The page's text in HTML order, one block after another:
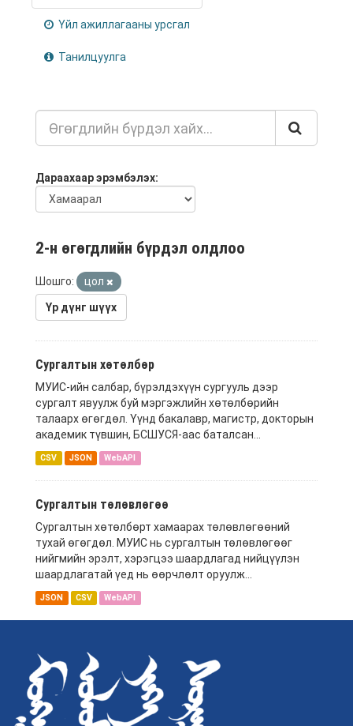
Үйл ажиллагааны урсгал
Танилцуулга
Дараахаар эрэмбэлэх
2-н өгөгдлийн бүрдэл олдлоо
Шошго: цол
Үр дүнг шүүх
Сургалтын хөтөлбөр
МУИС-ийн салбар, бүрэлдэхүүн сургууль дээр
сургалт явуулж буй мэргэжлийн хөтөлбөрийн
талаарх өгөгдөл. Үүнд бакалавр, магистр, докторын
академик түвшин, БСШУСЯ-аас баталсан...
CSV JSON WebAPI
Сургалтын төлөвлөгөө
Сургалтын хөтөлбөрт хамаарах төлөвлөгөөний
тухай өгөгдөл. МУИС нь сургалтын төлөвлөгөөг
нийгмийн эрэлт, хэрэгцээ шаардлагад нийцүүлэн
шаардлагатай үед нь өөрчлөлт оруулж...
JSON CSV WebAPI